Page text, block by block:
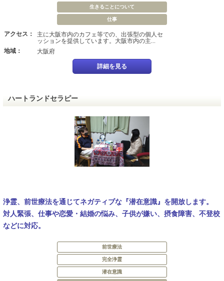
生きることについて
仕事
アクセス：
主に大阪市内のカフェ等での、出張型の個人セ
ッションを提供しています。大阪市内の主...
地域：
大阪府
詳細を見る
ハートランドセラピー
浄霊、前世療法を通じてネガティブな『潜在意識』を開放します。
対人緊張、仕事や恋愛・結婚の悩み、子供が嫌い、摂食障害、不登校
などに対応。
前世療法
完全浄霊
潜在意識